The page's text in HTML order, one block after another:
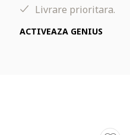
Livrare prioritara.
ACTIVEAZA GENIUS